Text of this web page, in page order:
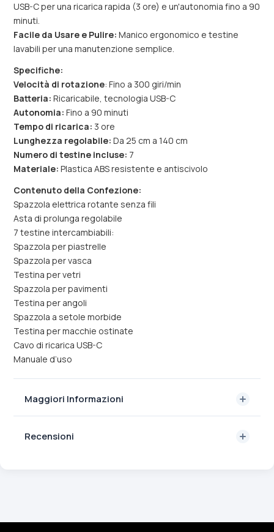
USB-C per una ricarica rapida (3 ore) e un'autonomia fino a 90
minuti.
Facile da Usare e Pulire: Manico ergonomico e testine
lavabili per una manutenzione semplice.
Specifiche:
Velocità di rotazione: Fino a 300 giri/min
Batteria: Ricaricabile, tecnologia USB-C
Autonomia: Fino a 90 minuti
Tempo di ricarica: 3 ore
Lunghezza regolabile: Da 25 cm a 140 cm
Numero di testine incluse: 7
Materiale: Plastica ABS resistente e antiscivolo
Contenuto della Confezione:
Spazzola elettrica rotante senza fili
Asta di prolunga regolabile
7 testine intercambiabili:
Spazzola per piastrelle
Spazzola per vasca
Testina per vetri
Spazzola per pavimenti
Testina per angoli
Spazzola a setole morbide
Testina per macchie ostinate
Cavo di ricarica USB-C
Manuale d’uso
Maggiori Informazioni
Recensioni